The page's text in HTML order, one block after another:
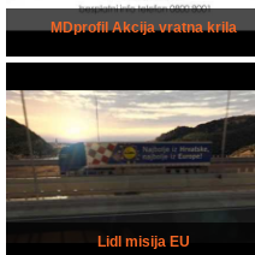
MDprofil Akcija vratna krila
Lidl misija EU